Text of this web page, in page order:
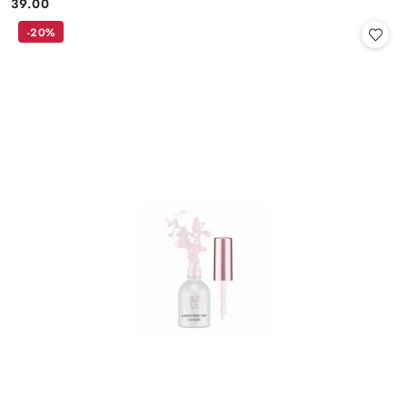
Cena:
39.00
-20%